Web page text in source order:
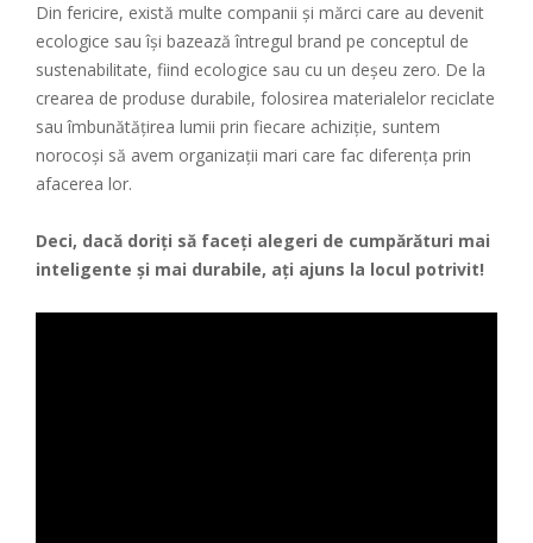
Din fericire, există multe companii și mărci care au devenit
ecologice sau își bazează întregul brand pe conceptul de
sustenabilitate, fiind ecologice sau cu un deșeu zero. De la
crearea de produse durabile, folosirea materialelor reciclate
sau îmbunătățirea lumii prin fiecare achiziție, suntem
norocoși să avem organizații mari care fac diferența prin
afacerea lor.
Deci, dacă doriți să faceți alegeri de cumpărături mai
inteligente și mai durabile, ați ajuns la locul potrivit!